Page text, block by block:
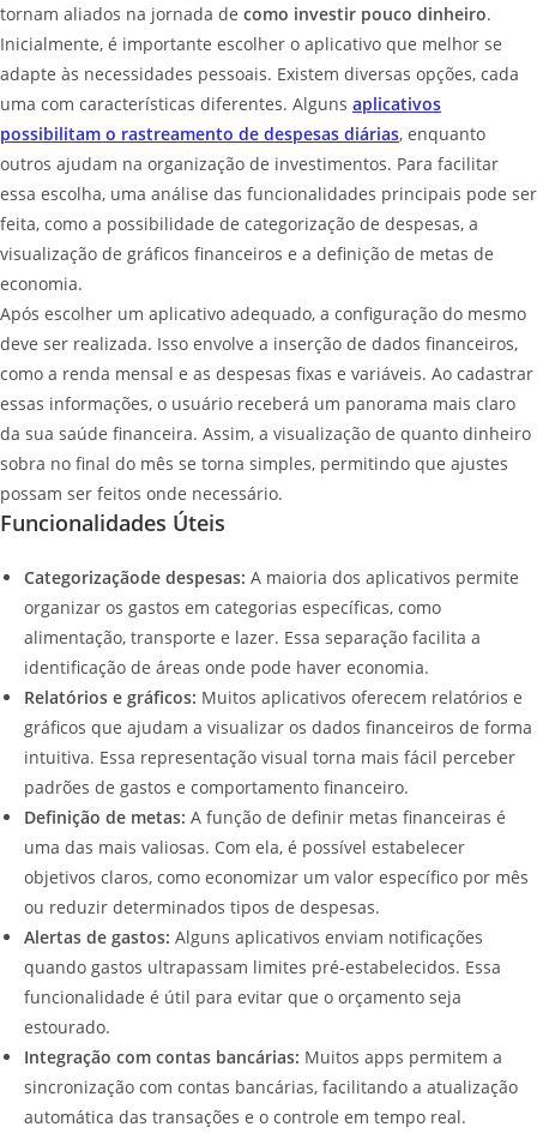
tornam aliados na jornada de como investir pouco dinheiro.
Inicialmente, é importante escolher o aplicativo que melhor se
adapte às necessidades pessoais. Existem diversas opções, cada
uma com características diferentes. Alguns aplicativos
possibilitam o rastreamento de despesas diárias, enquanto
outros ajudam na organização de investimentos. Para facilitar
essa escolha, uma análise das funcionalidades principais pode ser
feita, como a possibilidade de categorização de despesas, a
visualização de gráficos financeiros e a definição de metas de
economia.
Após escolher um aplicativo adequado, a configuração do mesmo
deve ser realizada. Isso envolve a inserção de dados financeiros,
como a renda mensal e as despesas fixas e variáveis. Ao cadastrar
essas informações, o usuário receberá um panorama mais claro
da sua saúde financeira. Assim, a visualização de quanto dinheiro
sobra no final do mês se torna simples, permitindo que ajustes
possam ser feitos onde necessário.
Funcionalidades Úteis
Categorizaçãode despesas: A maioria dos aplicativos permite
organizar os gastos em categorias específicas, como
alimentação, transporte e lazer. Essa separação facilita a
identificação de áreas onde pode haver economia.
Relatórios e gráficos: Muitos aplicativos oferecem relatórios e
gráficos que ajudam a visualizar os dados financeiros de forma
intuitiva. Essa representação visual torna mais fácil perceber
padrões de gastos e comportamento financeiro.
Definição de metas: A função de definir metas financeiras é
uma das mais valiosas. Com ela, é possível estabelecer
objetivos claros, como economizar um valor específico por mês
ou reduzir determinados tipos de despesas.
Alertas de gastos: Alguns aplicativos enviam notificações
quando gastos ultrapassam limites pré-estabelecidos. Essa
funcionalidade é útil para evitar que o orçamento seja
estourado.
Integração com contas bancárias: Muitos apps permitem a
sincronização com contas bancárias, facilitando a atualização
automática das transações e o controle em tempo real.